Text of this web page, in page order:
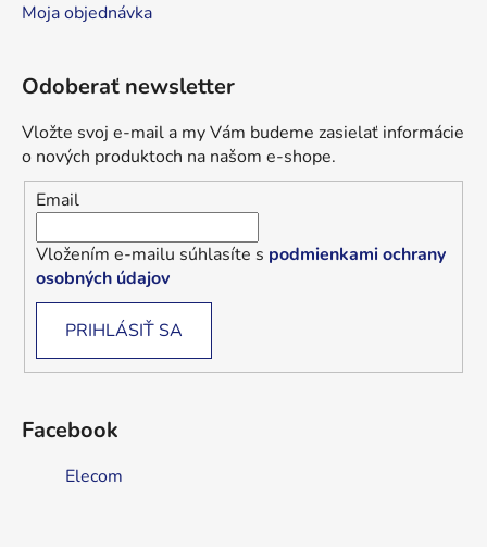
Moja objednávka
Odoberať newsletter
Vložte svoj e-mail a my Vám budeme zasielať informácie
o nových produktoch na našom e-shope.
Email
Vložením e-mailu súhlasíte s podmienkami ochrany
osobných údajov
PRIHLÁSIŤ SA
Facebook
Elecom